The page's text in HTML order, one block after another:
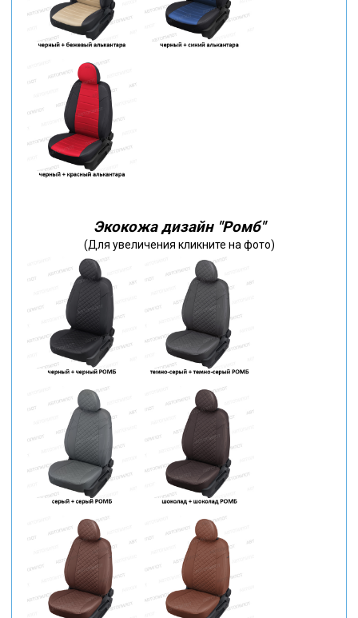
Экокожа дизайн "Ромб"
(Для увеличения кликните на фото)